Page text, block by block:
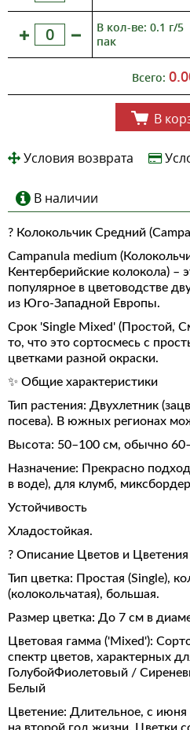
В кол-ве: 0.1 г/5
пак
Всего:
В
Условия возврата
В наличии
? Колокольчик Средний
Campanula medium
Кентерберийские колокола) –
популярное в цветоводстве
из Юго-Западной Европы.
Срок 'Single Mixed' (Простой,
то, что это сортосмесь с
цветками разной окраски.
✨ Общие характеристики
Тип растения: Двухлетник
посева). В южных регионах
Высота: 50–100 см, обычно
Назначение: Прекрасно
в воде), для клумб,
Устойчивость
Хладостойкая.
? Описание Цветов и Цветения
Тип цветка: Простая (Single),
(колокольчатая), большая.
Размер цветка: До 7 см в
Цветовая гамма ('Mixed'):
спектр цветов, характерных
ГолубойФиолетовый /
Белый
Цветение: Длительное, с июня